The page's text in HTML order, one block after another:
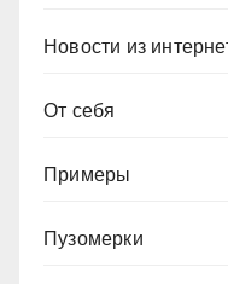
Новости из
От себя
Примеры
Пузомерки